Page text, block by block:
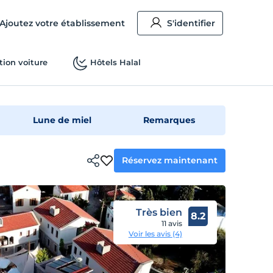
Ajoutez votre établissement S'identifier
voiture Hôtels Halal
Lune de miel Remarques
Réservez maintenant
Très bien
11 avis
Voir les avis (4)
8.2